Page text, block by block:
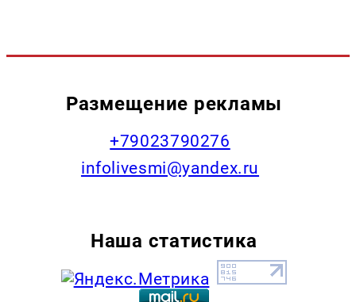
Размещение рекламы
+79023790276
infolivesmi@yandex.ru
Наша статистика